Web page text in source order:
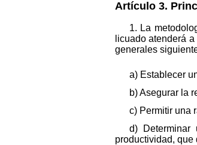
Artículo 3.
1. La
licuado atenderá
generales
a) Establecer
b) Asegurar la
c) Permitir una
d)
productividad, que